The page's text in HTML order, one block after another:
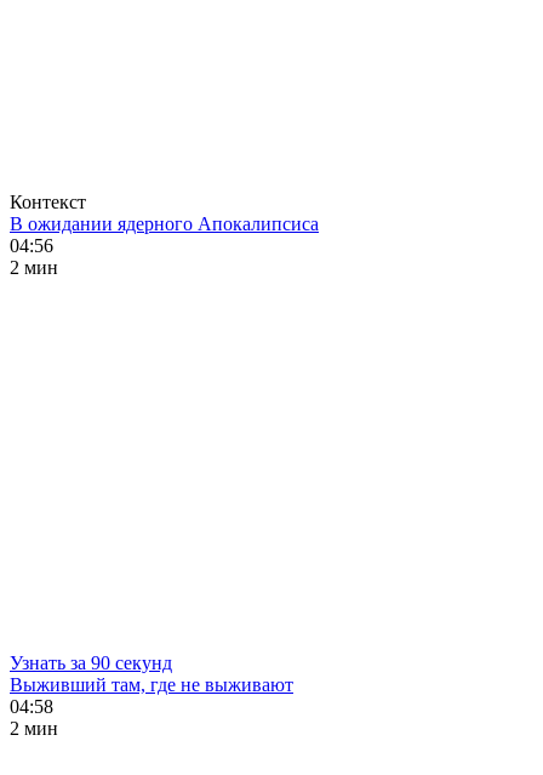
Контекст
В ожидании ядерного Апокалипсиса
04:56
2 мин
Узнать за 90 секунд
Выживший там, где не выживают
04:58
2 мин